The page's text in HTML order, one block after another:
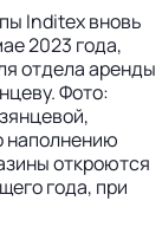
Inditex вновь
2023 года,
отдела аренды
Фото:
наполнению
откроются
года, при